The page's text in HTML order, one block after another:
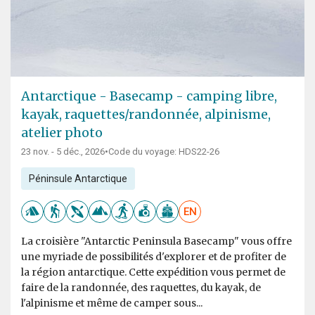
Antarctique - Basecamp - camping libre,
kayak, raquettes/randonnée, alpinisme,
atelier photo
23 nov. - 5 déc., 2026•Code du voyage: HDS22-26
Péninsule Antarctique
EN
La croisière "Antarctic Peninsula Basecamp" vous offre
une myriade de possibilités d'explorer et de profiter de
la région antarctique. Cette expédition vous permet de
faire de la randonnée, des raquettes, du kayak, de
l'alpinisme et même de camper sous...